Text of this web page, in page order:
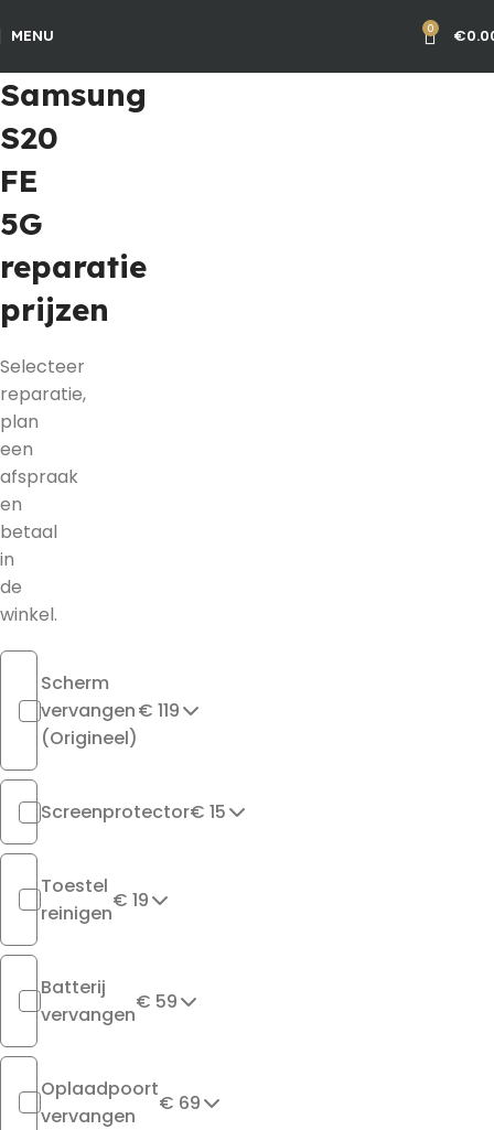
MENU 0 €
Samsung
S20
FE
5G
reparatie
prijzen
Selecteer
reparatie,
plan
een
afspraak
en
betaal
in
de
winkel.
Scherm
vervangen
(Origineel)
€ 119
Screenprotector€ 15
Toestel
reinigen
€ 19
Batterij
vervangen
€ 59
Oplaadpoort
vervangen
€ 69